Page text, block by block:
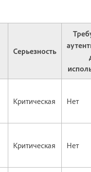
Серьезность
Критическая Нет
Критическая Нет